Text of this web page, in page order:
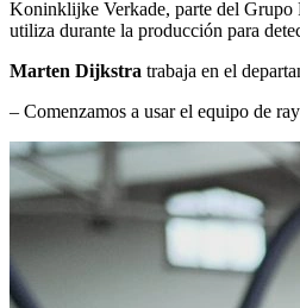
Koninklijke Verkade, parte del Grupo
utiliza durante la producción para
Marten Dijkstra trabaja en el
– Comenzamos a usar el equipo de